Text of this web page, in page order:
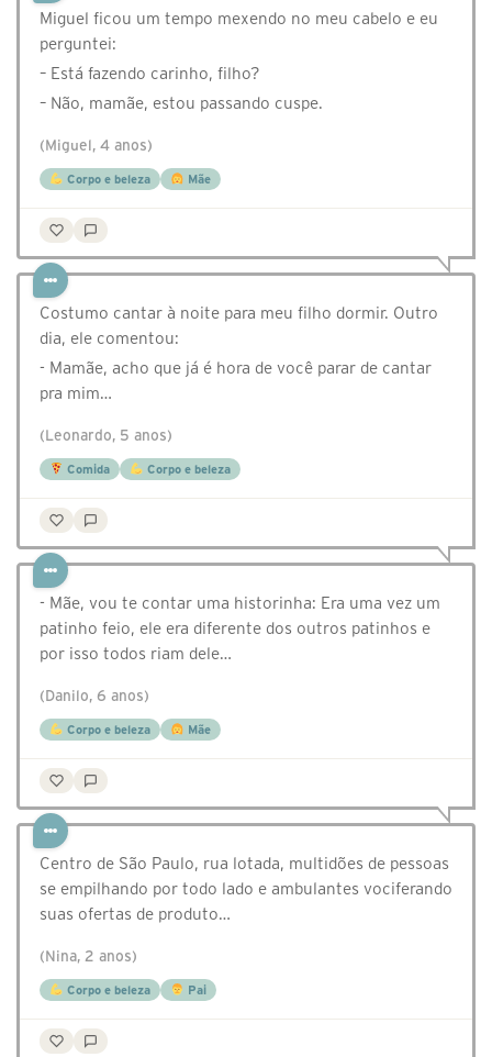
Miguel ficou um tempo mexendo no meu cabelo e eu
perguntei:
– Está fazendo carinho, filho?
– Não, mamãe, estou passando cuspe.
(Miguel, 4 anos)
Corpo e beleza Mãe
Costumo cantar à noite para meu filho dormir. Outro
dia, ele comentou:
- Mamãe, acho que já é hora de você parar de cantar
pra mim…
(Leonardo, 5 anos)
Comida Corpo e beleza
- Mãe, vou te contar uma historinha: Era uma vez um
patinho feio, ele era diferente dos outros patinhos e
por isso todos riam dele…
(Danilo, 6 anos)
Corpo e beleza Mãe
Centro de São Paulo, rua lotada, multidões de pessoas
se empilhando por todo lado e ambulantes vociferando
suas ofertas de produto…
(Nina, 2 anos)
Corpo e beleza Pai